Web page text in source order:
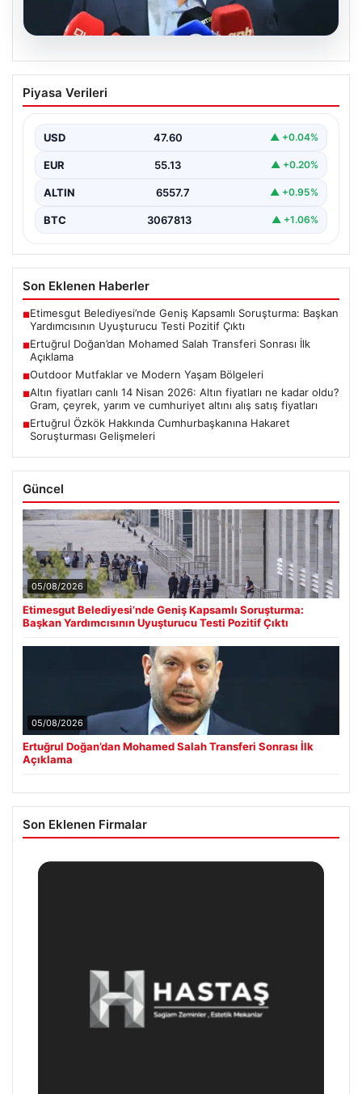
Ertuğrul Doğan’dan Mohamed Salah
Transferi Sonrası İlk Açıklama
Mısırlı futbolcu Mohamed Salah’ın transfer gelişmeleri
hakkında…
Piyasa Verileri
USD 47.60 ▲ +0.04%
EUR 55.13 ▲ +0.20%
ALTIN 6557.7 ▲ +0.95%
BTC 3067813 ▲ +1.06%
Son Eklenen Haberler
■Etimesgut Belediyesi’nde Geniş Kapsamlı Soruşturma: Başkan
Yardımcısının Uyuşturucu Testi Pozitif Çıktı
■Ertuğrul Doğan’dan Mohamed Salah Transferi Sonrası İlk
Açıklama
■Outdoor Mutfaklar ve Modern Yaşam Bölgeleri
■Altın fiyatları canlı 14 Nisan 2026: Altın fiyatları ne kadar oldu?
Gram, çeyrek, yarım ve cumhuriyet altını alış satış fiyatları
■Ertuğrul Özkök Hakkında Cumhurbaşkanına Hakaret
Soruşturması Gelişmeleri
Güncel
05/08/2026
Etimesgut Belediyesi’nde Geniş Kapsamlı Soruşturma:
Başkan Yardımcısının Uyuşturucu Testi Pozitif Çıktı
05/08/2026
Ertuğrul Doğan’dan Mohamed Salah Transferi Sonrası İlk
Açıklama
Son Eklenen Firmalar